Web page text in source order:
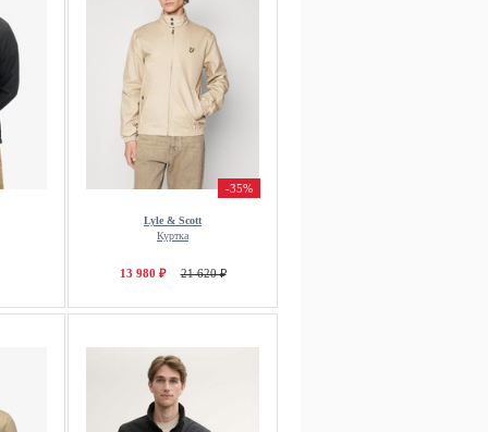
-35%
Lyle & Scott
Куртка
13 980 ₽ 21 620 ₽